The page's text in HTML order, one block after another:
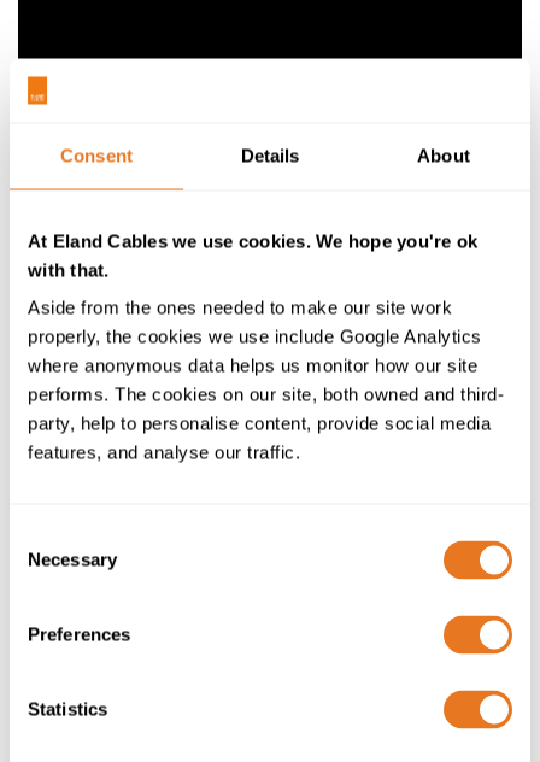
Consent Details About
At Eland Cables we use cookies. We hope you're ok
with that.
Aside from the ones needed to make our site work
properly, the cookies we use include Google Analytics
where anonymous data helps us monitor how our site
performs. The cookies on our site, both owned and third-
party, help to personalise content, provide social media
features, and analyse our traffic.
Selection
Necessary
Preferences
Statistics
Nuestros cables AHXAMK-W son cables de media
tensión fabricados de acuerdo con SFS 5636 y HD 620
S2: 2010 Parte 10 Sección F. Estos cables son cables
impermeables longitudinal y radialmente,ampliamente
utilizados en proyectos de construcción finlandeses
degran escala. Se suministran en triplex, donde se
enrollan 3 cables de un solo núcleocada uno, lo cual es
imilar a losCables Triplexutilizados por los
con una clasificación de voltaje de 20kV, sin embargo,
otras clasificaciones de voltaje que incluyen 10kV
W